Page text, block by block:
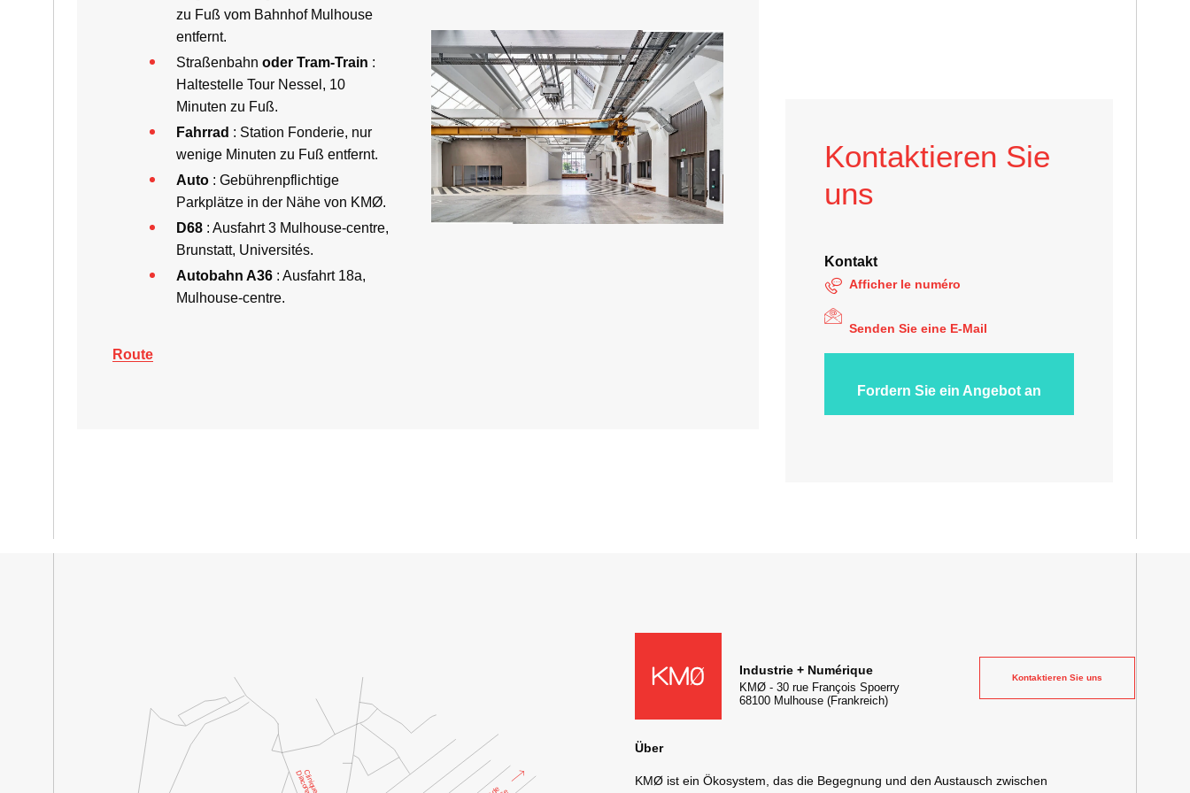
zu Fuß vom Bahnhof Mulhouse
entfernt.
Straßenbahn oder Tram-Train :
Haltestelle Tour Nessel, 10
Minuten zu Fuß.
Fahrrad : Station Fonderie, nur
wenige Minuten zu Fuß entfernt.
Auto : Gebührenpflichtige
Parkplätze in der Nähe von KMØ.
D68 : Ausfahrt 3 Mulhouse-centre,
Brunstatt, Universités.
Autobahn A36 : Ausfahrt 18a,
Mulhouse-centre.
Route
Kontaktieren Sie
uns
Kontakt
Afficher le numéro
E-Mail:Senden Sie eine E-Mail
Fordern Sie ein Angebot an
Industrie + Numérique
KMØ - 30 rue François Spoerry
68100 Mulhouse (Frankreich)
Kontaktieren Sie uns
Über
KMØ ist ein Ökosystem, das die Begegnung und den Austausch zwischen